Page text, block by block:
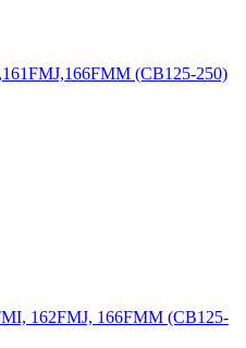
(CB125-250)
162FMJ, 166FMM (CB125-